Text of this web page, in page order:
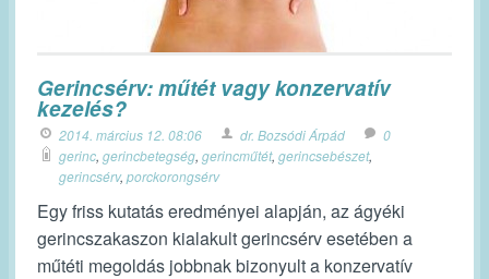
Gerincsérv: műtét vagy konzervatív
kezelés?
2014. március 12. 08:06 dr. Bozsódi Árpád
0
gerinc, gerincbetegség, gerincműtét, gerincsebészet,
gerincsérv, porckorongsérv
Egy friss kutatás eredményei alapján, az ágyéki
gerincszakaszon kialakult gerincsérv esetében a
műtéti megoldás jobbnak bizonyult a konzervatív